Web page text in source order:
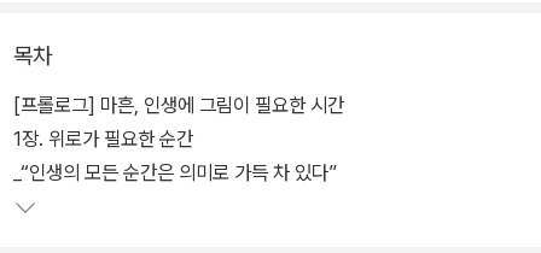
10년 이상 예술가들의 삶을 글로 옮겨온 〈헤럴드경제〉 기자이자 미술
스토리텔러 이원율은 신작 《마흔에 보는 그림》을 통해 인생에 힘을
주는 18명의 화가와 그들의 작품을 소개한다. 열심히 살았는데 이룬
게 없다고 느낄 때, 무언가를 시작하기에 늦었다고 생각될 때, 뜻대로
목차
[프롤로그] 마흔, 인생에 그림이 필요한 시간
1장. 위로가 필요한 순간
_“인생의 모든 순간은 의미로 가득 차 있다”